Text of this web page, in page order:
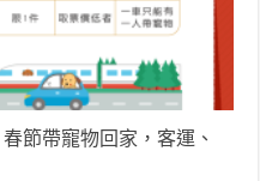
節帶寵物回家，客運、